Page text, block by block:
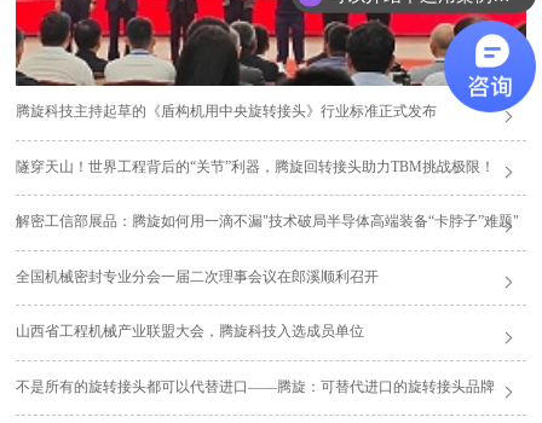
腾旋科技主持起草的《盾构机用中央旋转接头》行业标准正式发布
隧穿天山！世界工程背后的“关节”利器，腾旋回转接头助力TBM挑战极限！
解密工信部展品：腾旋如何用一滴不漏"技术破局半导体高端装备“卡脖子”难题"
全国机械密封专业分会一届二次理事会议在郎溪顺利召开
山西省工程机械产业联盟大会，腾旋科技入选成员单位
不是所有的旋转接头都可以代替进口——腾旋：可替代进口的旋转接头品牌